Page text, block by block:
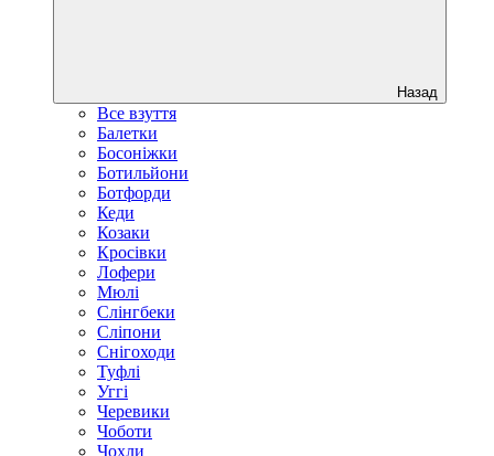
Назад
Все взуття
Балетки
Босоніжки
Ботильйони
Ботфорди
Кеди
Козаки
Кросівки
Лофери
Мюлі
Слінгбеки
Сліпони
Снігоходи
Туфлі
Уггі
Черевики
Чоботи
Чохли